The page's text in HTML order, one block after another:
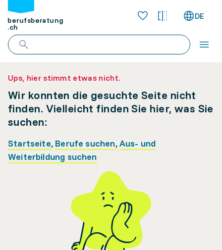
berufsberatung
.ch
DE
Ups, hier stimmt etwas nicht.
Wir konnten die gesuchte Seite nicht
finden. Vielleicht finden Sie hier, was Sie
suchen:
Startseite, Berufe suchen,Aus- und
Weiterbildung suchen